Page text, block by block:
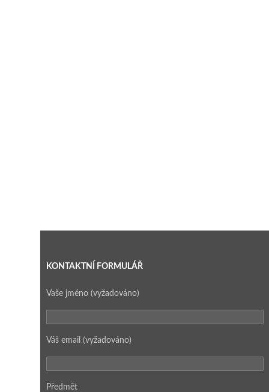
KONTAKTNÍ FORMULÁŘ
Vaše jméno (vyžadováno)
Váš email (vyžadováno)
Předmět